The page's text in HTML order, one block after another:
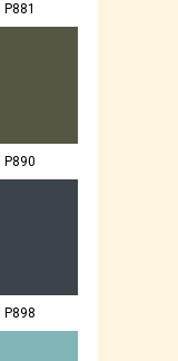
P881
P890
P898